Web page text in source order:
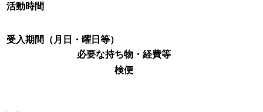
活動時間
受入期間（月日・曜日等）
必要な持ち物・経費等
検便